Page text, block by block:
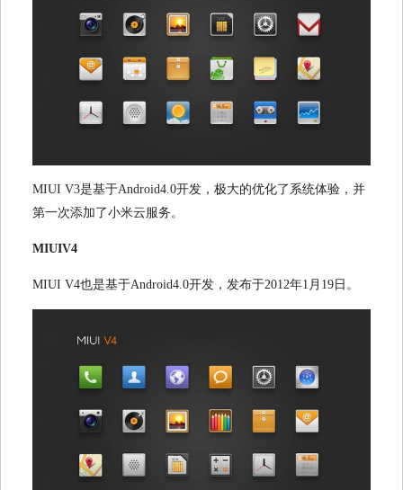
MIUI V3是基于Android4.0开发，极大的优化了系统体验，并
第一次添加了小米云服务。
MIUIV4
MIUI V4也是基于Android4.0开发，发布于2012年1 月 19 日。